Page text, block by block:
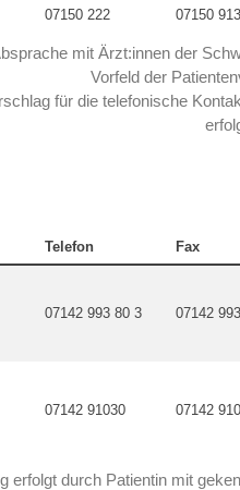
07150 222 07150
mit Ärzt:innen der
Vorfeld der
für die telefonische
Telefon Fax
07142 993 80 3 07142
07142 91030 07142
erfolgt durch Patientin mit